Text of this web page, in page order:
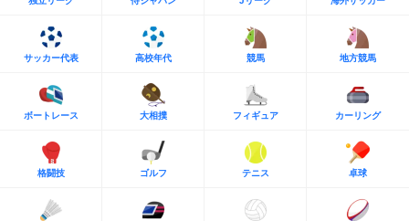
サッカー代表 高校年代 競馬 地方競馬
ボートレース 大相撲 フィギュア カーリング
格闘技 ゴルフ テニス 卓球